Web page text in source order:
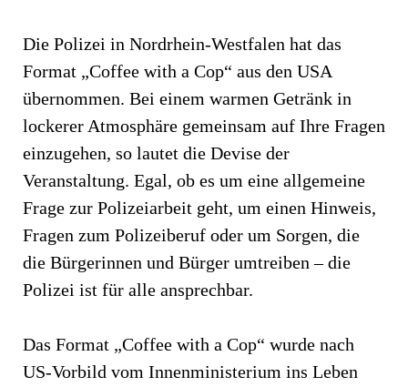
Die Polizei in Nordrhein-Westfalen hat das
Format „Coffee with a Cop“ aus den USA
übernommen. Bei einem warmen Getränk in
lockerer Atmosphäre gemeinsam auf Ihre Fragen
einzugehen, so lautet die Devise der
Veranstaltung. Egal, ob es um eine allgemeine
Frage zur Polizeiarbeit geht, um einen Hinweis,
Fragen zum Polizeiberuf oder um Sorgen, die
die Bürgerinnen und Bürger umtreiben – die
Polizei ist für alle ansprechbar.
Das Format „Coffee with a Cop“ wurde nach
US-Vorbild vom Innenministerium ins Leben